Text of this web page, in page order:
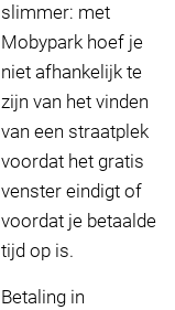
slimmer: met
Mobypark hoef je
niet afhankelijk te
zijn van het vinden
van een straatplek
voordat het gratis
venster eindigt of
voordat je betaalde
tijd op is.
Betaling in